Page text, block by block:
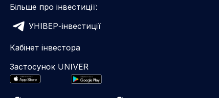
Більше про інвестиції:
УНІВЕР-інвестиції
Кабінет інвестора
Застосунок UNIVER